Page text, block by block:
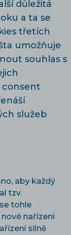
důležitá
a ta se
třetích
umožňuje
souhlas s
consent
služeb
aby každý
tzv.
tohle
nařízení
silně